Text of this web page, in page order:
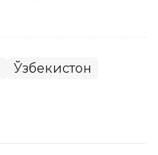
Ўзбекистон